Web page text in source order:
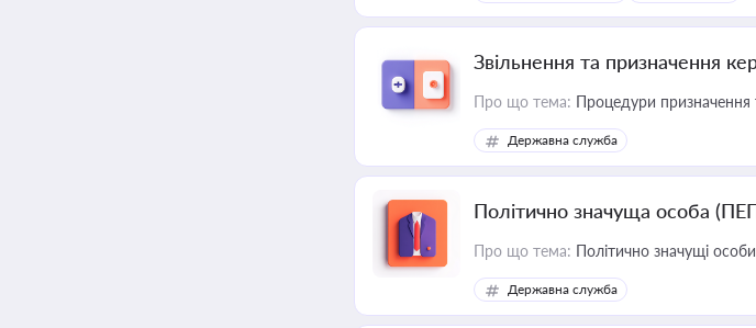
Звільнення та призначення
Про що тема: Процедури призначення
Державна служба
Політично значуща особа
Про що тема: Політично значущі
Державна служба